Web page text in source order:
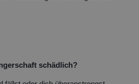
schädlich?